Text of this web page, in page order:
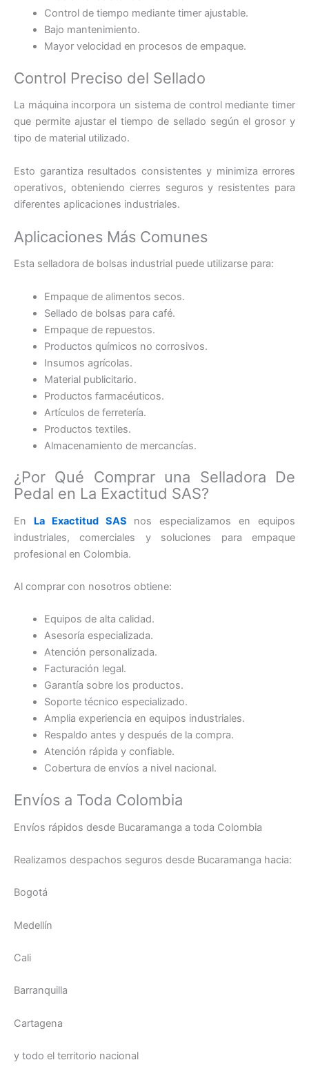
Control de tiempo mediante timer ajustable.
Bajo mantenimiento.
Mayor velocidad en procesos de empaque.
Control Preciso del Sellado
La máquina incorpora un sistema de control mediante timer
que permite ajustar el tiempo de sellado según el grosor y
tipo de material utilizado.
Esto garantiza resultados consistentes y minimiza errores
operativos, obteniendo cierres seguros y resistentes para
diferentes aplicaciones industriales.
Aplicaciones Más Comunes
Esta selladora de bolsas industrial puede utilizarse para:
Empaque de alimentos secos.
Sellado de bolsas para café.
Empaque de repuestos.
Productos químicos no corrosivos.
Insumos agrícolas.
Material publicitario.
Productos farmacéuticos.
Artículos de ferretería.
Productos textiles.
Almacenamiento de mercancías.
¿Por Qué Comprar una Selladora De
Pedal en La Exactitud SAS?
En La Exactitud SAS nos especializamos en equipos
industriales, comerciales y soluciones para empaque
profesional en Colombia.
Al comprar con nosotros obtiene:
Equipos de alta calidad.
Asesoría especializada.
Atención personalizada.
Facturación legal.
Garantía sobre los productos.
Soporte técnico especializado.
Amplia experiencia en equipos industriales.
Respaldo antes y después de la compra.
Atención rápida y confiable.
Cobertura de envíos a nivel nacional.
Envíos a Toda Colombia
Envíos rápidos desde Bucaramanga a toda Colombia
Realizamos despachos seguros desde Bucaramanga hacia:
Bogotá
Medellín
Cali
Barranquilla
Cartagena
y todo el territorio nacional